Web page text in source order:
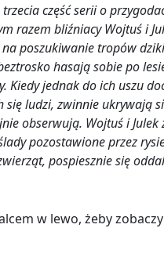
trzecia część serii o
razem bliźniacy Wojtuś i
poszukiwanie tropów
hasają sobie po
Kiedy jednak do ich uszu
się ludzi, zwinnie ukrywają
obserwują. Wojtuś i Julek
pozostawione przez
pospiesznie się
w lewo, żeby